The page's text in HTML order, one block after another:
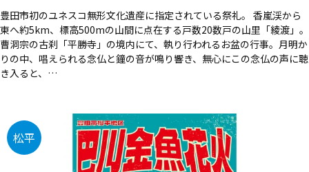
豊田市初のユネスコ無形文化遺産に指定されている祭礼。 香嵐渓から
東へ約5km、標高500mの山間に点在する戸数20数戸の山里「綾渡」。
曹洞宗の古刹「平勝寺」の境内にて、執り行われるお盆の行事。月明か
りの中、唱えられる念仏と鐘の音が鳴り響き、無心にこの念仏の声に聴
き入ると、…
松平